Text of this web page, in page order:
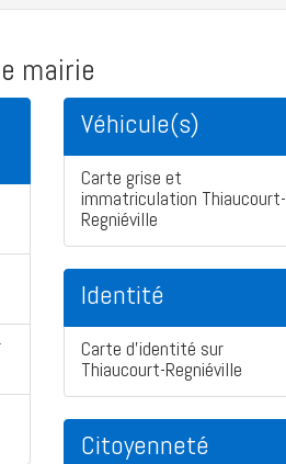
mairie
Véhicule(s)
Carte grise et
immatriculation Thiaucourt-
Regniéville
Identité
Carte d'identité sur
Thiaucourt-Regniéville
Citoyenneté